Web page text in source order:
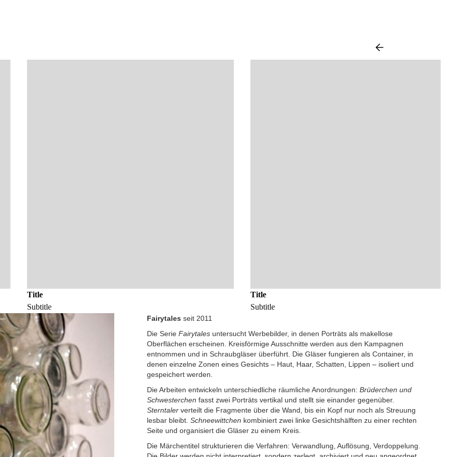
Title
Subtitle
Title
Subtitle
Fairytales seit 2011
Die Serie Fairytales untersucht Werbebilder, in denen Porträts als makellose
Oberflächen erscheinen. Kreisförmige Ausschnitte werden aus den Kampagnen
entnommen und in Schraubgläser überführt. Die Gläser fungieren als Container, in
denen einzelne Zonen eines Gesichts – Haut, Haar, Schatten, Lippen – isoliert und
gespeichert werden.
Die Arbeiten entwickeln unterschiedliche räumliche Anordnungen: Brüderchen und
Schwesterchen fasst zwei Porträts vertikal und stellt sie einander gegenüber.
Sterntaler verteilt die Fragmente über die Wand, bis ein Kopf nur noch als Streuung
lesbar bleibt. Schneewittchen kombiniert zwei linke Gesichtshälften zu einer rechten
Seite und organisiert die Gläser zu einem Kreis.
Die Märchentitel strukturieren die Verfahren: Verwandlung, Auflösung, Verdoppelung.